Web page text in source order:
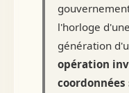
l'horloge
génération
opération